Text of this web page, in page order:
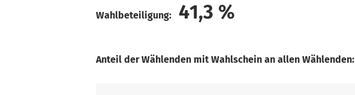
Wahlbeteiligung: 41,3 %
Anteil der Wählenden mit Wahlschein an allen Wählenden: